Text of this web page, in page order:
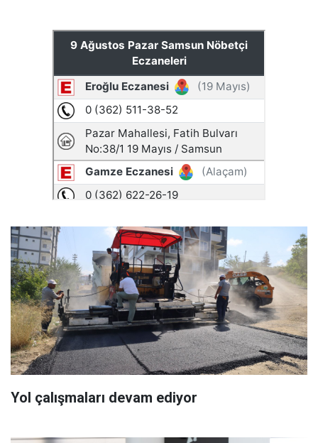
Yol çalışmaları devam ediyor